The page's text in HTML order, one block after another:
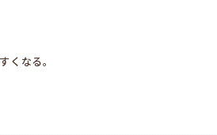
くなる。